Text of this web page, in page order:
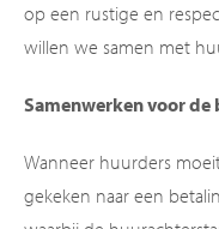
op een rustige en
willen we samen met
Samenwerken voor de
Wanneer huurders
gekeken naar een